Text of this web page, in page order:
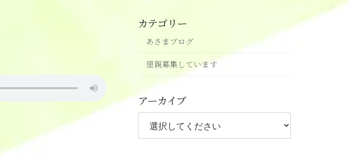
カテゴリー
あさまブログ
里親募集しています
アーカイブ